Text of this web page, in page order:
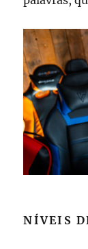
NÍVEIS